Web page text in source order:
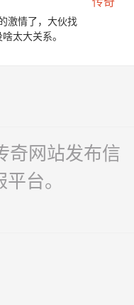
激情了，大伙找
太大关系。
奇网站发布信
台。